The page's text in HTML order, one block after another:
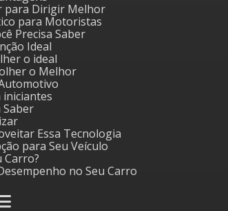
para Dirigir Melhor
para Motoristas
Precisa Saber
Ideal
o ideal
o Melhor
iniciantes
Saber
Essa Tecnologia
para Seu Veículo
Carro?
no Seu Carro